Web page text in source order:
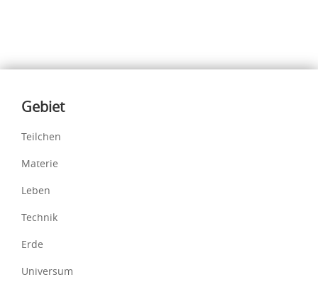
Inhalte
Gebiet
Teilchen
Materie
Leben
Technik
Erde
Universum